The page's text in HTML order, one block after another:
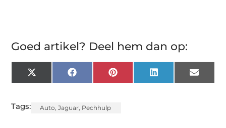
Goed artikel? Deel hem dan op:
X
(Twitter)
FacebookPinterest LinkedIn Email
Tags: Auto,Jaguar, Pechhulp